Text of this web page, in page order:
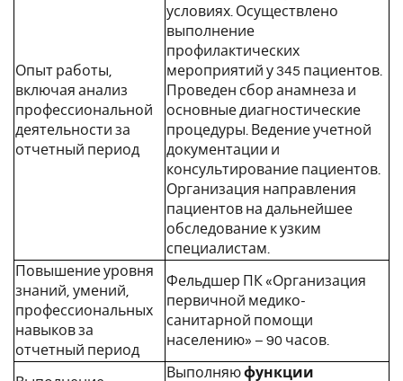
Опыт работы,
включая анализ
профессиональной
деятельности за
отчетный период
условиях. Осуществлено
выполнение
профилактических
мероприятий у 345 пациентов.
Проведен сбор анамнеза и
основные диагностические
процедуры. Ведение учетной
документации и
консультирование пациентов.
Организация направления
пациентов на дальнейшее
обследование к узким
специалистам.
Повышение уровня
знаний, умений,
профессиональных
навыков за
отчетный период
Фельдшер ПК «Организация
первичной медико-
санитарной помощи
населению» – 90 часов.
Выполняюфункции